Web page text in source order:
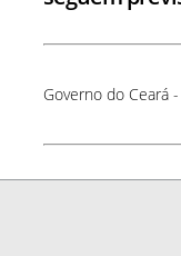
Governo do Ceará